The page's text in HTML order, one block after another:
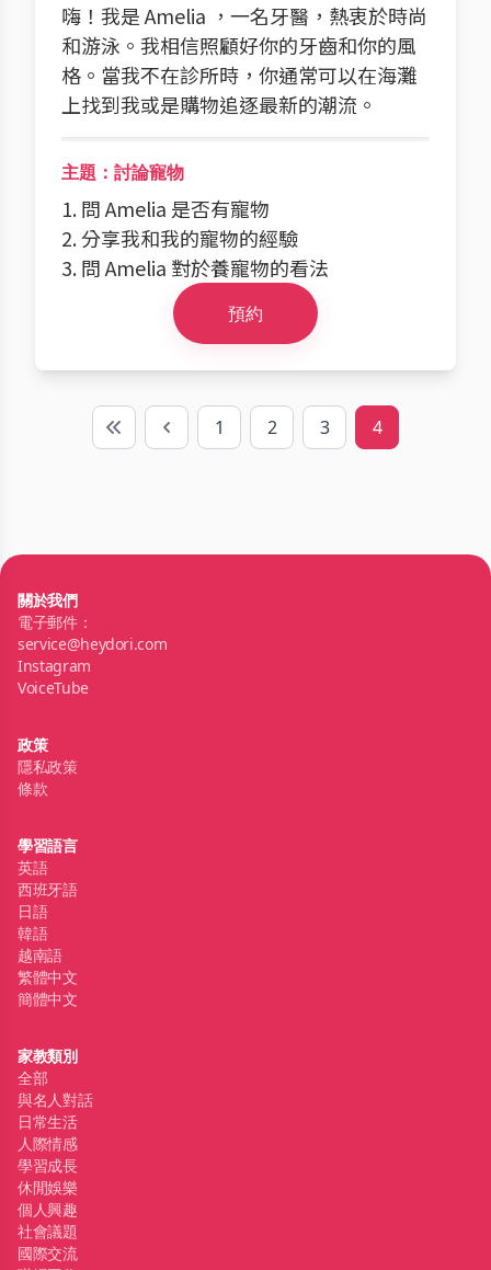
嗨！我是 Amelia ，一名牙醫，熱衷於時尚
和游泳。我相信照顧好你的牙齒和你的風
格。當我不在診所時，你通常可以在海灘
上找到我或是購物追逐最新的潮流。
主題：討論寵物
1. 問 Amelia 是否有寵物
2. 分享我和我的寵物的經驗
3. 問 Amelia 對於養寵物的看法
預約
First Previous
1 2 3 4
關於我們
電子郵件：
service@heydori.com
Instagram
VoiceTube
政策
隱私政策
條款
學習語言
英語
西班牙語
日語
韓語
越南語
繁體中文
簡體中文
家教類別
全部
與名人對話
日常生活
人際情感
學習成長
休閒娛樂
個人興趣
社會議題
國際交流